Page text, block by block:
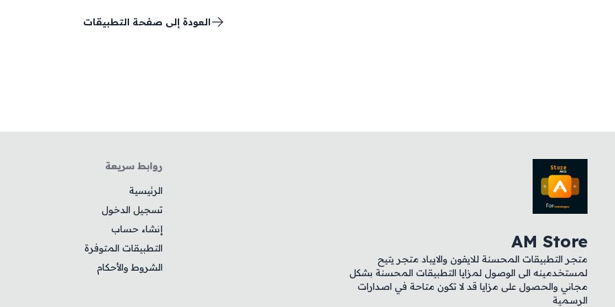
العودة إلى صفحة التطبيقات
AM Store
متجر التطبيقات المحسنة للايفون والايباد متجر يتيح
لمستخدمينه الى الوصول لمزايا التطبيقات المحسنة بشكل
مجاني والحصول على مزايا قد لا تكون متاحة في اصدارات
الرسمية
روابط سريعة
الرئيسية
تسجيل الدخول
إنشاء حساب
التطبيقات المتوفرة
الشروط والأحكام